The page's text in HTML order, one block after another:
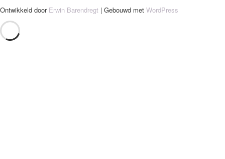
Ontwikkeld door Erwin Barendregt | Gebouwd met WordPress